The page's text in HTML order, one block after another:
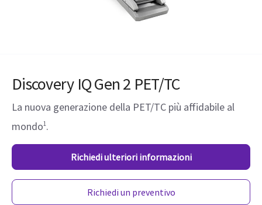
Discovery IQ Gen 2 PET/TC
La nuova generazione della PET/TC più affidabile al
mondo1.
Richiedi ulteriori informazioni
Richiedi un preventivo